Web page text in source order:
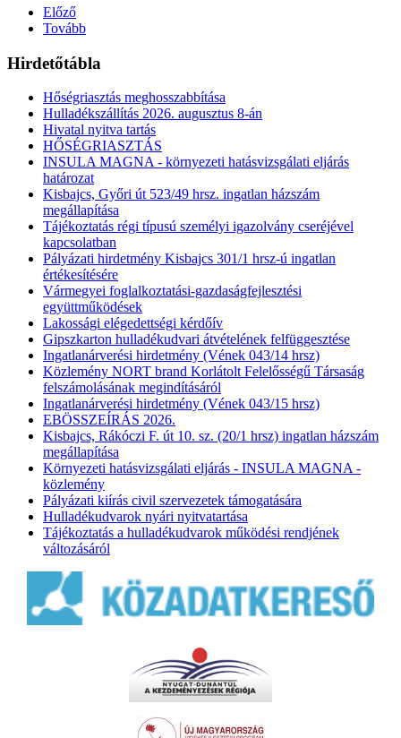
Előző
Tovább
Hirdetőtábla
Hőségriasztás meghosszabbítása
Hulladékszállítás 2026. augusztus 8-án
Hivatal nyitva tartás
HŐSÉGRIASZTÁS
INSULA MAGNA - környezeti hatásvizsgálati eljárás
határozat
Kisbajcs, Győri út 523/49 hrsz. ingatlan házszám
megállapítása
Tájékoztatás régi típusú személyi igazolvány cseréjével
kapcsolatban
Pályázati hirdetmény Kisbajcs 301/1 hrsz-ú ingatlan
értékesítésére
Vármegyei foglalkoztatási-gazdaságfejlesztési
együttműködések
Lakossági elégedettségi kérdőív
Gipszkarton hulladékudvari átvételének felfüggesztése
Ingatlanárverési hirdetmény (Vének 043/14 hrsz)
Közlemény NORT brand Korlátolt Felelősségű Társaság
felszámolásának megindításáról
Ingatlanárverési hirdetmény (Vének 043/15 hrsz)
EBÖSSZEÍRÁS 2026.
Kisbajcs, Rákóczi F. út 10. sz. (20/1 hrsz) ingatlan házszám
megállapítása
Környezeti hatásvizsgálati eljárás - INSULA MAGNA -
közlemény
Pályázati kiírás civil szervezetek támogatására
Hulladékudvarok nyári nyitvatartása
Tájékoztatás a hulladékudvarok működési rendjének
változásáról